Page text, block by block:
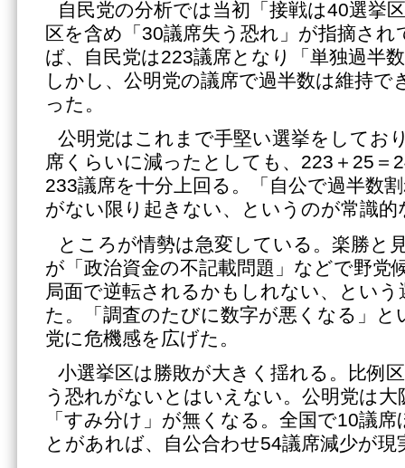
自民党の分析では当初「接戦は40選挙
区を含め「30議席失う恐れ」が指摘され
ば、自民党は223議席となり「単独過半
しかし、公明党の議席で過半数は維持で
った。
公明党はこれまで手堅い選挙をしてお
席くらいに減ったとしても、223＋25＝
233議席を十分上回る。「自公で過半数
がない限り起きない、というのが常識的
ところが情勢は急変している。楽勝と
が「政治資金の不記載問題」などで野党
局面で逆転されるかもしれない、とい
た。「調査のたびに数字が悪くなる」
党に危機感を広げた。
小選挙区は勝敗が大きく揺れる。比例
う恐れがないとはいえない。公明党は大
「すみ分け」が無くなる。全国で10議
とがあれば、自公合わせ54議席減少が現